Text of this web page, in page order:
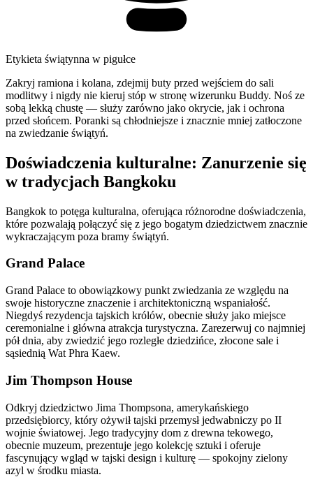
Etykieta świątynna w pigułce
Zakryj ramiona i kolana, zdejmij buty przed wejściem do sali
modlitwy i nigdy nie kieruj stóp w stronę wizerunku Buddy. Noś ze
sobą lekką chustę — służy zarówno jako okrycie, jak i ochrona
przed słońcem. Poranki są chłodniejsze i znacznie mniej zatłoczone
na zwiedzanie świątyń.
Doświadczenia kulturalne: Zanurzenie się
w tradycjach Bangkoku
Bangkok to potęga kulturalna, oferująca różnorodne doświadczenia,
które pozwalają połączyć się z jego bogatym dziedzictwem znacznie
wykraczającym poza bramy świątyń.
Grand Palace
Grand Palace to obowiązkowy punkt zwiedzania ze względu na
swoje historyczne znaczenie i architektoniczną wspaniałość.
Niegdyś rezydencja tajskich królów, obecnie służy jako miejsce
ceremonialne i główna atrakcja turystyczna. Zarezerwuj co najmniej
pół dnia, aby zwiedzić jego rozległe dziedzińce, złocone sale i
sąsiednią Wat Phra Kaew.
Jim Thompson House
Odkryj dziedzictwo Jima Thompsona, amerykańskiego
przedsiębiorcy, który ożywił tajski przemysł jedwabniczy po II
wojnie światowej. Jego tradycyjny dom z drewna tekowego,
obecnie muzeum, prezentuje jego kolekcję sztuki i oferuje
fascynujący wgląd w tajski design i kulturę — spokojny zielony
azyl w środku miasta.